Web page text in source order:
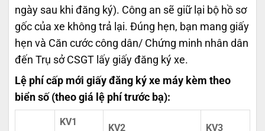
ngày sau khi đăng ký). Công an sẽ giữ lại bộ hồ sơ
gốc của xe không trả lại. Đúng hẹn, bạn mang giấy
hẹn và Căn cước công dân/ Chứng minh nhân dân
đến Trụ sở CSGT lấy giấy đăng ký xe.
Lệ phí cấp mới giấy đăng ký xe máy kèm theo
biển số (theo giá lệ phí trước bạ):
KV1
KV2 KV3